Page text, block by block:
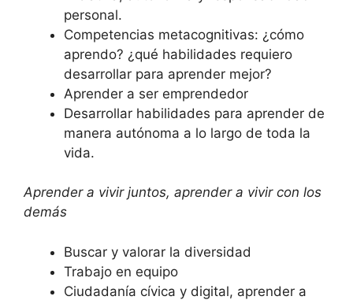
personal.
Competencias metacognitivas: ¿cómo
aprendo? ¿qué habilidades requiero
desarrollar para aprender mejor?
Aprender a ser emprendedor
Desarrollar habilidades para aprender de
manera autónoma a lo largo de toda la
vida.
Aprender a vivir juntos, aprender a vivir con los
demás
Buscar y valorar la diversidad
Trabajo en equipo
Ciudadanía cívica y digital, aprender a